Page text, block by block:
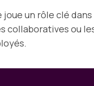
un rôle clé
collaboratives ou